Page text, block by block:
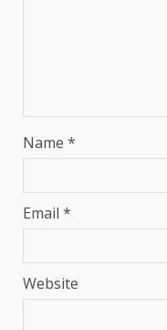
Name *
Email *
Website